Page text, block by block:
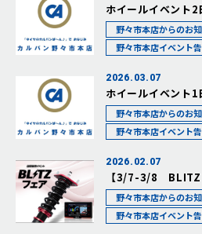
ホイールイベント2
野々市本店からのお
野々市本店イベント
2026.03.07
ホイールイベント1
野々市本店からのお
野々市本店イベント
2026.02.07
【3/7-3/8 BLITZ
野々市本店からのお
野々市本店イベント